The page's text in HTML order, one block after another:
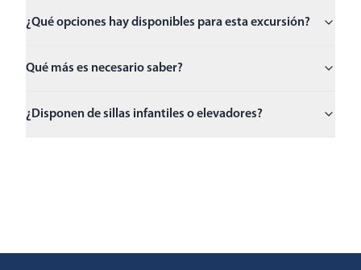
¿Qué opciones hay disponibles para esta excursión?
Qué más es necesario saber?
¿Disponen de sillas infantiles o elevadores?